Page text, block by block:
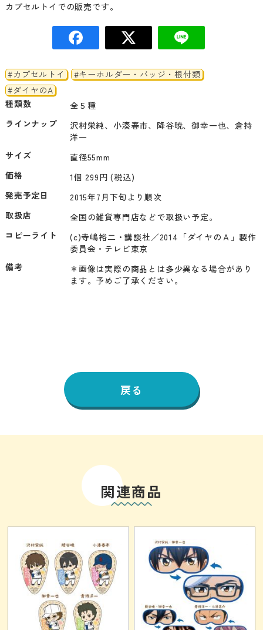
カプセルトイでの販売です。
#カプセルトイ
#キーホルダー・バッジ・根付類
#ダイヤのA
種類数
全５種
ラインナップ
沢村栄純、小湊春市、降谷暁、御幸一也、倉持
サイズ
直径55mm
価格
1個 299円 (税込)
発売予定日
2015年7月下旬より順次
取扱店
コピーライト
(c)寺嶋裕二・講談社／2014「ダイヤのＡ」製作
備考
＊画像は実際の商品とは多少異なる場合があり
戻る
関連商品